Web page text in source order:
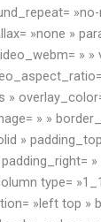
»none »
» »
»
» »
»
type=
»left top »